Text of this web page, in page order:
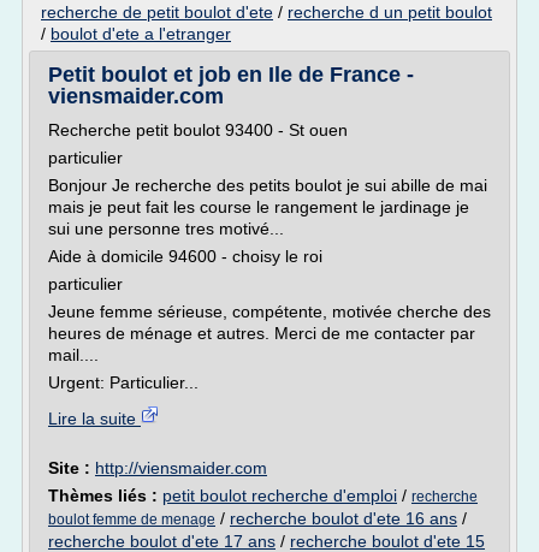
recherche de petit boulot d'ete / recherche d un petit boulot
/ boulot d'ete a l'etranger
Petit boulot et job en Ile de France -
viensmaider.com
Recherche petit boulot 93400 - St ouen
particulier
Bonjour Je recherche des petits boulot je sui abille de mai
mais je peut fait les course le rangement le jardinage je
sui une personne tres motivé...
Aide à domicile 94600 - choisy le roi
particulier
Jeune femme sérieuse, compétente, motivée cherche des
heures de ménage et autres. Merci de me contacter par
mail....
Urgent: Particulier...
Lire la suite
Site : http://viensmaider.com
Thèmes liés : petit boulot recherche d'emploi / recherche
boulot femme de menage / recherche boulot d'ete 16 ans /
recherche boulot d'ete 17 ans / recherche boulot d'ete 15